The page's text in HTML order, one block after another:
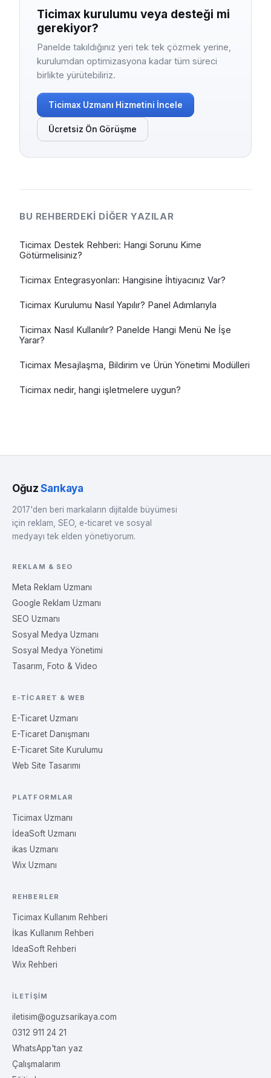
Ticimax kurulumu veya desteği mi
gerekiyor?
Panelde takıldığınız yeri tek tek çözmek yerine,
kurulumdan optimizasyona kadar tüm süreci
birlikte yürütebiliriz.
Ticimax Uzmanı Hizmetini İncele
Ücretsiz Ön Görüşme
BU REHBERDEKI DIĞER YAZILAR
Ticimax Destek Rehberi: Hangi Sorunu Kime
Götürmelisiniz?
Ticimax Entegrasyonları: Hangisine İhtiyacınız Var?
Ticimax Kurulumu Nasıl Yapılır? Panel Adımlarıyla
Ticimax Nasıl Kullanılır? Panelde Hangi Menü Ne İşe
Yarar?
Ticimax Mesajlaşma, Bildirim ve Ürün Yönetimi Modülleri
Ticimax nedir, hangi işletmelere uygun?
OğuzSarıkaya
2017'den beri markaların dijitalde büyümesi
için reklam, SEO, e-ticaret ve sosyal
medyayı tek elden yönetiyorum.
REKLAM & SEO
Meta Reklam Uzmanı
Google Reklam Uzmanı
SEO Uzmanı
Sosyal Medya Uzmanı
Sosyal Medya Yönetimi
Tasarım, Foto & Video
E-TICARET & WEB
E-Ticaret Uzmanı
E-Ticaret Danışmanı
E-Ticaret Site Kurulumu
Web Site Tasarımı
PLATFORMLAR
Ticimax Uzmanı
İdeaSoft Uzmanı
ikas Uzmanı
Wix Uzmanı
REHBERLER
Ticimax Kullanım Rehberi
İkas Kullanım Rehberi
IdeaSoft Rehberi
Wix Rehberi
İLETIŞIM
iletisim@oguzsarikaya.com
0312 911 24 21
WhatsApp'tan yaz
Çalışmalarım